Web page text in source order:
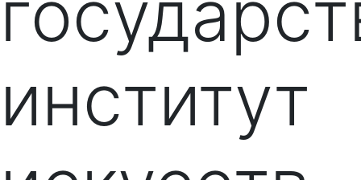
институт